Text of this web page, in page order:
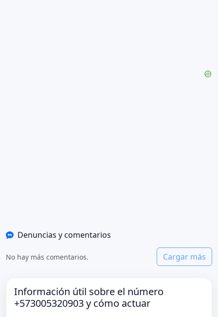
Denuncias y comentarios
No hay más comentarios. Cargar más
Información útil sobre el número
+573005320903 y cómo actuar